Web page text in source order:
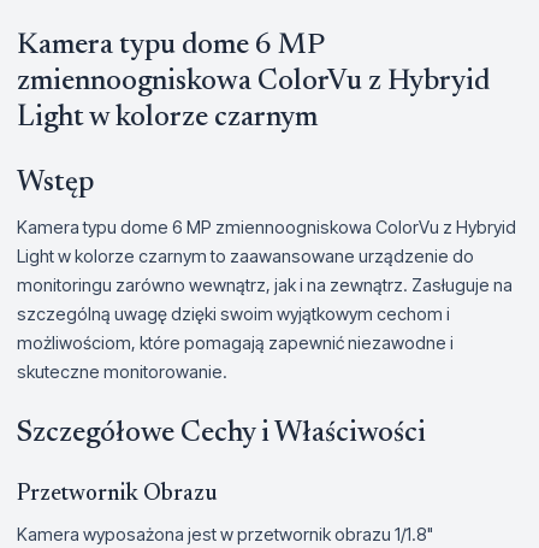
Kamera typu dome 6 MP
zmiennoogniskowa ColorVu z Hybryid
Light w kolorze czarnym
Wstęp
Kamera typu dome 6 MP zmiennoogniskowa ColorVu z Hybryid
Light w kolorze czarnym to zaawansowane urządzenie do
monitoringu zarówno wewnątrz, jak i na zewnątrz. Zasługuje na
szczególną uwagę dzięki swoim wyjątkowym cechom i
możliwościom, które pomagają zapewnić niezawodne i
skuteczne monitorowanie.
Szczegółowe Cechy i Właściwości
Przetwornik Obrazu
Kamera wyposażona jest w przetwornik obrazu 1/1.8"